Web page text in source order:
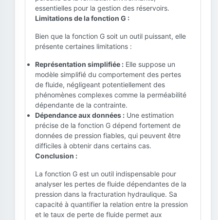
essentielles pour la gestion des réservoirs.
Limitations de la fonction G :
Bien que la fonction G soit un outil puissant, elle
présente certaines limitations :
Représentation simplifiée : Elle suppose un
modèle simplifié du comportement des pertes
de fluide, négligeant potentiellement des
phénomènes complexes comme la perméabilité
dépendante de la contrainte.
Dépendance aux données : Une estimation
précise de la fonction G dépend fortement de
données de pression fiables, qui peuvent être
difficiles à obtenir dans certains cas.
Conclusion :
La fonction G est un outil indispensable pour
analyser les pertes de fluide dépendantes de la
pression dans la fracturation hydraulique. Sa
capacité à quantifier la relation entre la pression
et le taux de perte de fluide permet aux